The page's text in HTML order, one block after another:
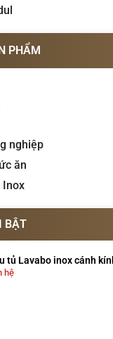
PHẨM
nghiệp
ăn
Inox
BẬT
tủ Lavabo inox cánh
hệ